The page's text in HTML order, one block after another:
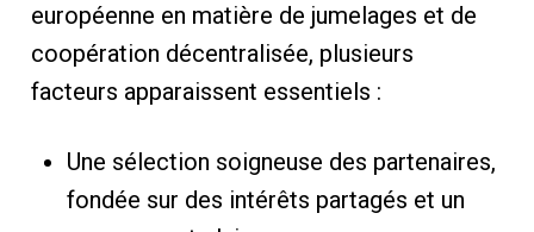
européenne en matière de jumelages et de
coopération décentralisée, plusieurs
facteurs apparaissent essentiels :
Une sélection soigneuse des partenaires,
fondée sur des intérêts partagés et un